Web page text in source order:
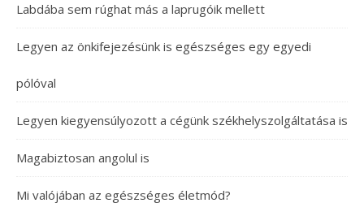
Labdába sem rúghat más a laprugóik mellett
Legyen az önkifejezésünk is egészséges egy egyedi
pólóval
Legyen kiegyensúlyozott a cégünk székhelyszolgáltatása is
Magabiztosan angolul is
Mi valójában az egészséges életmód?